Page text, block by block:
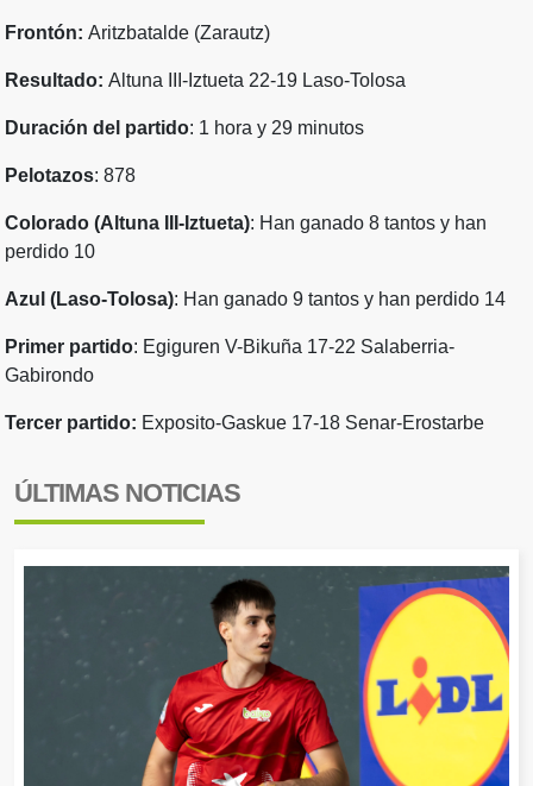
Frontón: Aritzbatalde (Zarautz)
Resultado: Altuna III-Iztueta 22-19 Laso-Tolosa
Duración del partido: 1 hora y 29 minutos
Pelotazos: 878
Colorado (Altuna III-Iztueta): Han ganado 8 tantos y han
perdido 10
Azul (Laso-Tolosa): Han ganado 9 tantos y han perdido 14
Primer partido: Egiguren V-Bikuña 17-22 Salaberria-
Gabirondo
Tercer partido: Exposito-Gaskue 17-18 Senar-Erostarbe
ÚLTIMAS NOTICIAS